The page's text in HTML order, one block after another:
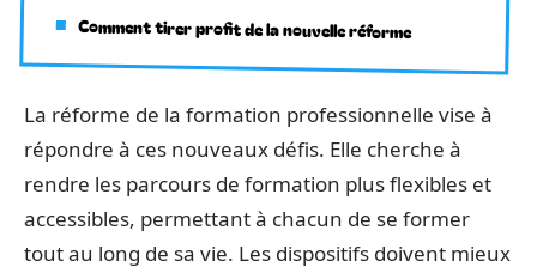
Comment tirer profit de la nouvelle réforme
La réforme de la formation professionnelle vise à
répondre à ces nouveaux défis. Elle cherche à
rendre les parcours de formation plus flexibles et
accessibles, permettant à chacun de se former
tout au long de sa vie. Les dispositifs doivent mieux